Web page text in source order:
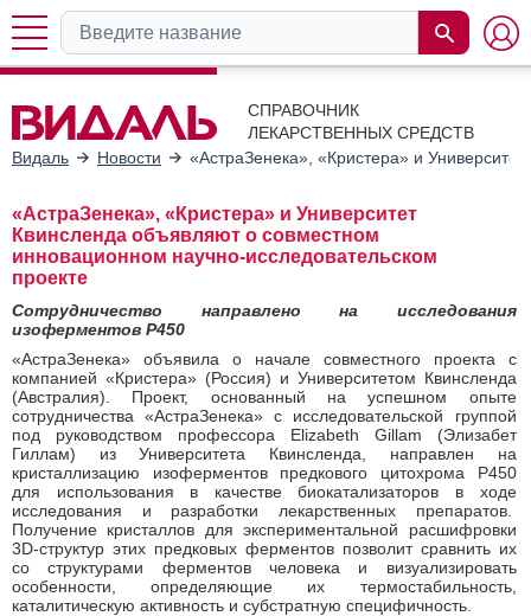
СПРАВОЧНИК
ЛЕКАРСТВЕННЫХ СРЕДСТВ
Видаль
Новости «АстраЗенека», «Кристера» и
«АстраЗенека», «Кристера» и Университет
Квинсленда объявляют о совместном
инновационном научно-исследовательском
проекте
Сотрудничество направлено на исследования
изоферментов P450
«АстраЗенека» объявила о начале совместного проекта с
компанией «Кристера» (Россия) и Университетом Квинсленда
(Австралия). Проект, основанный на успешном опыте
сотрудничества «АстраЗенека» c исследовательской группой
под руководством профессора Elizabeth Gillam (Элизабет
Гиллам) из Университета Квинсленда, направлен на
кристаллизацию изоферментов предкового цитохрома P450
для использования в качестве биокатализаторов в ходе
исследования и разработки лекарственных препаратов.
Получение кристаллов для экспериментальной расшифровки
3D-структур этих предковых ферментов позволит сравнить их
со структурами ферментов человека и визуализировать
особенности, определяющие их термостабильность,
каталитическую активность и субстратную специфичность.